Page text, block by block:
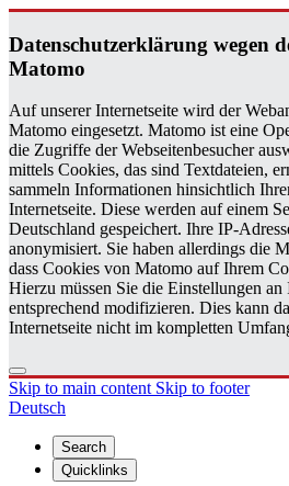
Daten­schutzerklärung wegen
Matomo
Auf unserer Internetseite wird der
Matomo eingesetzt. Matomo ist eine
die Zugriffe der Webseitenbesucher
mittels Cookies, das sind Textdateien,
sammeln Informationen hinsichtlich
Internetseite. Diese werden auf einem
Deutschland gespeichert. Ihre IP-
anonymisiert. Sie haben allerdings die
dass Cookies von Matomo auf Ihrem
Hierzu müssen Sie die Einstellungen
entsprechend modifizieren. Dies kann
Internetseite nicht im kompletten
Skip to main content Skip to footer
Deutsch
Search
Quicklinks